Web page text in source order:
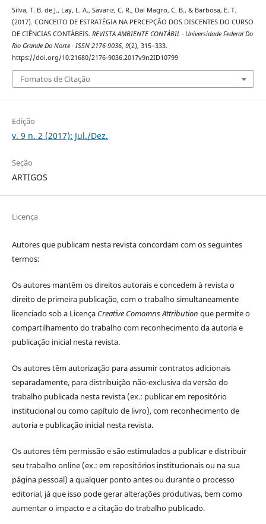
Silva, T. B. de J., Lay, L. A., Savariz, C. R., Dal Magro, C. B., & Barbosa, E. T.
(2017). CONCEITO DE ESTRATÉGIA NA PERCEPÇÃO DOS DISCENTES DO CURSO
DE CIÊNCIAS CONTÁBEIS. REVISTA AMBIENTE CONTÁBIL - Universidade Federal Do
Rio Grande Do Norte - ISSN 2176-9036, 9(2), 315–333.
https://doi.org/10.21680/2176-9036.2017v9n2ID10799
Fomatos de Citação
Edição
v. 9 n. 2 (2017): Jul./Dez.
Seção
ARTIGOS
Licença
Autores que publicam nesta revista concordam com os seguintes
termos:
Os autores mantêm os direitos autorais e concedem à revista o
direito de primeira publicação, com o trabalho simultaneamente
licenciado sob a Licença Creative Comomns Attribution que permite o
compartilhamento do trabalho com reconhecimento da autoria e
publicação inicial nesta revista.
Os autores têm autorização para assumir contratos adicionais
separadamente, para distribuição não-exclusiva da versão do
trabalho publicada nesta revista (ex.: publicar em repositório
institucional ou como capítulo de livro), com reconhecimento de
autoria e publicação inicial nesta revista.
Os autores têm permissão e são estimulados a publicar e distribuir
seu trabalho online (ex.: em repositórios institucionais ou na sua
página pessoal) a qualquer ponto antes ou durante o processo
editorial, já que isso pode gerar alterações produtivas, bem como
aumentar o impacto e a citação do trabalho publicado.